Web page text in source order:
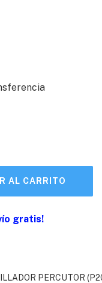
gratis!
PERCUTOR